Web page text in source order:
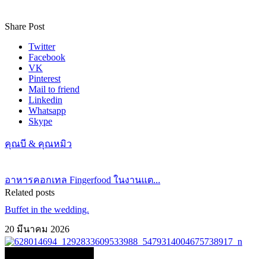
Share Post
Twitter
Facebook
VK
Pinterest
Mail to friend
Linkedin
Whatsapp
Skype
คุณบี & คุณหมิว
อาหารคอกเทล Fingerfood ในงานแต...
Related posts
Buffet in the wedding.
20 มีนาคม 2026